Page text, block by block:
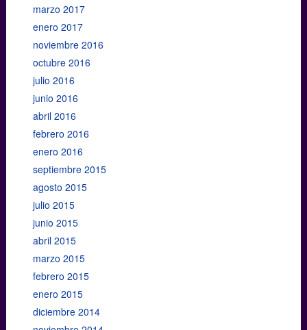
marzo 2017
enero 2017
noviembre 2016
octubre 2016
julio 2016
junio 2016
abril 2016
febrero 2016
enero 2016
septiembre 2015
agosto 2015
julio 2015
junio 2015
abril 2015
marzo 2015
febrero 2015
enero 2015
diciembre 2014